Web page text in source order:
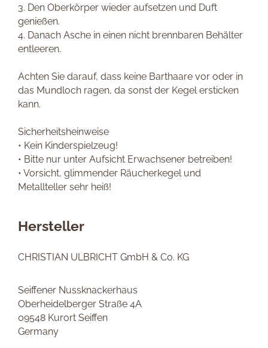
3. Den Oberkörper wieder aufsetzen und Duft
genießen.
4. Danach Asche in einen nicht brennbaren Behälter
entleeren.
Achten Sie darauf, dass keine Barthaare vor oder in
das Mundloch ragen, da sonst der Kegel ersticken
kann.
Sicherheitsheinweise
• Kein Kinderspielzeug!
• Bitte nur unter Aufsicht Erwachsener betreiben!
• Vorsicht, glimmender Räucherkegel und
Metallteller sehr heiß!
Hersteller
CHRISTIAN ULBRICHT GmbH & Co. KG
Seiffener Nussknackerhaus
Oberheidelberger Straße 4A
09548 Kurort Seiffen
Germany